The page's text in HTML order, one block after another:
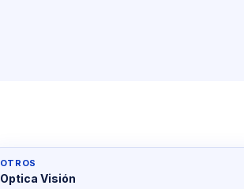
OTROS
Optica Visión